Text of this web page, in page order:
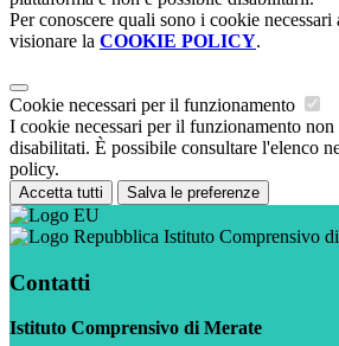
Per conoscere quali sono i cookie
visionare la COOKIE POLICY.
Cookie necessari per il funzionamento
I cookie necessari per il funzionamento non
disabilitati. È possibile consultare l'elenco
policy.
Accetta tutti Salva le preferenze
Istituto Comprensivo
Contatti
Istituto Comprensivo di Merate